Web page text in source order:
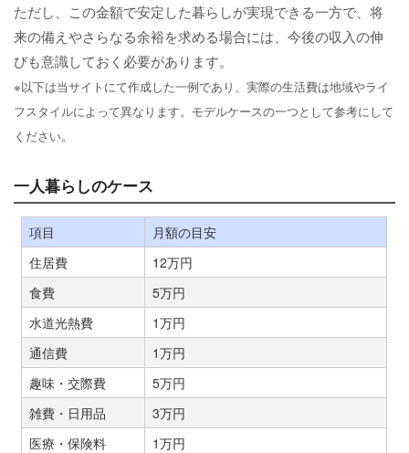
ただし、この金額で安定した暮らしが実現できる一方で、将
来の備えやさらなる余裕を求める場合には、今後の収入の伸
びも意識しておく必要があります。
※以下は当サイトにて作成した一例であり、実際の生活費は地域やライ
フスタイルによって異なります。モデルケースの一つとして参考にして
ください。
一人暮らしのケース
項目
月額の目安
住居費
12万円
食費
5万円
水道光熱費
1万円
通信費
1万円
趣味・交際費
5万円
雑費・日用品
3万円
医療・保険料
1万円